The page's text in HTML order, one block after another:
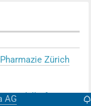
Zürich
/ Stadelhofen
AG